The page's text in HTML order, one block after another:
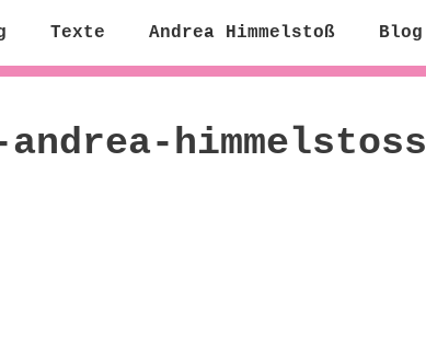
Texte Andrea Himmelstoß Blog
himmelstoss